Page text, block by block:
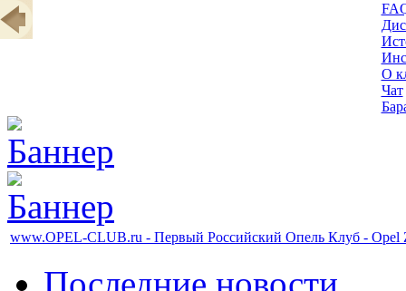
О
Чат
www.OPEL-CLUB.ru - Первый Российский Опель Клуб - Opel